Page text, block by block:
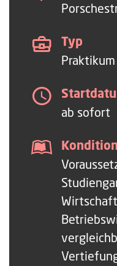
Typ
Praktikum
ab sofort